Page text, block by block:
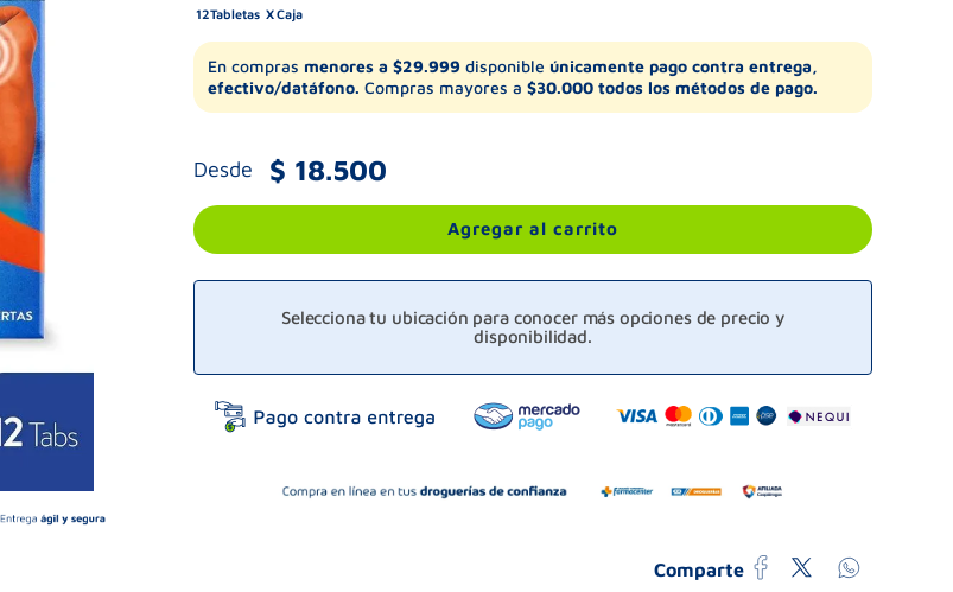
12Tabletas Caja
En compras menores a $29.999 disponible únicamente pago contra entrega,
efectivo/datáfono. Compras mayores a $30.000 todos los métodos de pago.
Desde $ 18.500
Agregar al carrito
Selecciona tu ubicación para conocer más opciones de precio y
disponibilidad.
Comparte